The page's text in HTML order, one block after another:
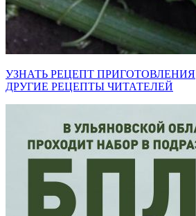
УЗНАТЬ РЕЦЕПТ ПРИГОТОВЛЕНИЯ
ДРУГИЕ РЕЦЕПТЫ ЧИТАТЕЛЕЙ